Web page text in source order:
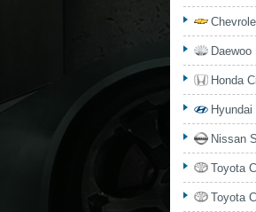
Daewoo
Honda
Nissan
Toyota
Toyota